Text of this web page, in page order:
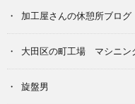
加工屋さんの休憩所ブログ
大田区の町工場 マシニン
旋盤男